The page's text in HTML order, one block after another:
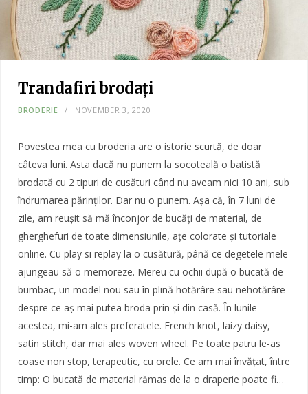
Trandafiri brodați
BRODERIE NOVEMBER 3, 2020
Povestea mea cu broderia are o istorie scurtă, de doar
câteva luni. Asta dacă nu punem la socoteală o batistă
brodată cu 2 tipuri de cusături când nu aveam nici 10 ani, sub
îndrumarea părinților. Dar nu o punem. Așa că, în 7 luni de
zile, am reușit să mă înconjor de bucăți de material, de
gherghefuri de toate dimensiunile, ațe colorate și tutoriale
online. Cu play si replay la o cusătură, până ce degetele mele
ajungeau să o memoreze. Mereu cu ochii după o bucată de
bumbac, un model nou sau în plină hotărâre sau nehotărâre
despre ce aș mai putea broda prin și din casă. În lunile
acestea, mi-am ales preferatele. French knot, laizy daisy,
satin stitch, dar mai ales woven wheel. Pe toate patru le-as
coase non stop, terapeutic, cu orele. Ce am mai învățat, între
timp: O bucată de material rămas de la o draperie poate fi…